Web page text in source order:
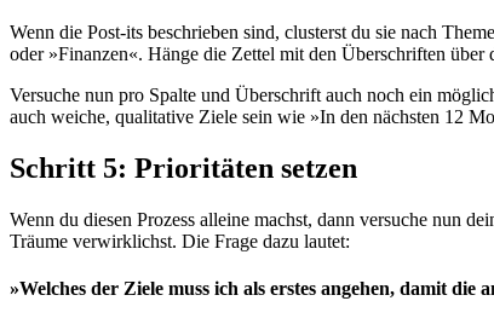
Wenn die Post-its beschrieben sind, clusterst du sie nach
oder »Finanzen«. Hänge die Zettel mit den Überschriften über
Versuche nun pro Spalte und Überschrift auch noch ein
auch weiche, qualitative Ziele sein wie »In den nächsten 12
Schritt 5: Prioritäten setzen
Wenn du diesen Prozess alleine machst, dann versuche nun
Träume verwirklichst. Die Frage dazu lautet:
»Welches der Ziele muss ich als erstes angehen, damit